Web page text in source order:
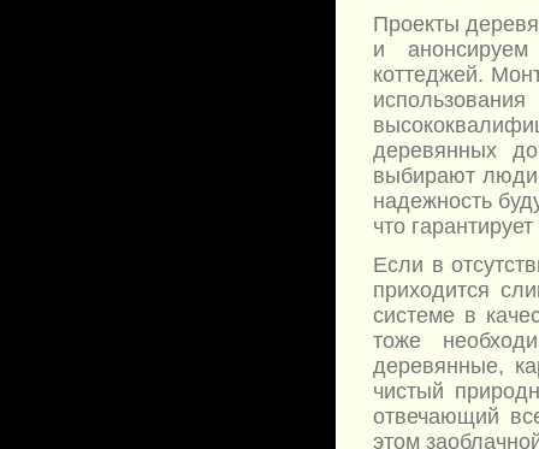
Проекты
и
коттеджей.
деревянных
выбирают люди,
надежность
что
Если в
приходится
системе в
тоже
деревянные,
чистый
отвечающий
этом